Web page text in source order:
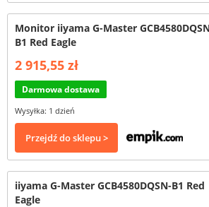
Monitor iiyama G-Master
B1 Red Eagle
2 915,55 zł
Darmowa dostawa
Wysyłka: 1 dzień
Przejdź do sklepu >
iiyama G-Master GCB4580DQSN-B1 Red
Eagle